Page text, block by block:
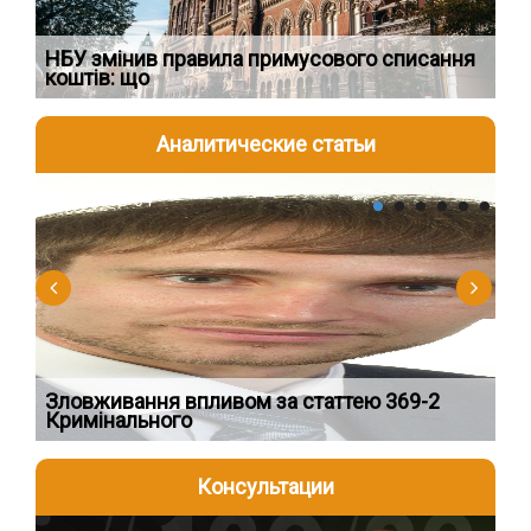
НБУ змінив правила примусового списання
коштів: що
Аналитические статьи
2026-08-04
Зловживання впливом за статтею 369-2
Кримінального
Консультации